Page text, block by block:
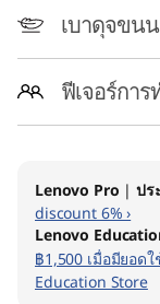
เบาดุจขน
ฟีเจอร์กา
Lenovo Pro |ปร
discount 6% ›
Lenovo
฿1,500 เมื่อมียอด
Education Store